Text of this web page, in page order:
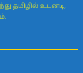
தமிழில் உடனடி,